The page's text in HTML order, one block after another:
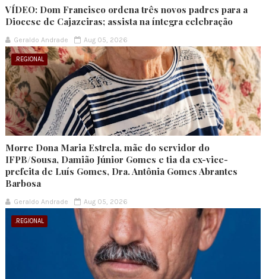
VÍDEO: Dom Francisco ordena três novos padres para a
Diocese de Cajazeiras; assista na íntegra celebração
Geraldo Andrade Aug 05, 2026
.REGIONAL
Morre Dona Maria Estrela, mãe do servidor do
IFPB/Sousa, Damião Júnior Gomes e tia da ex-vice-
prefeita de Luís Gomes, Dra. Antônia Gomes Abrantes
Barbosa
Geraldo Andrade Aug 05, 2026
.REGIONAL